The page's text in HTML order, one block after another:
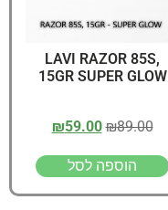
LAVI RAZOR 85S,
15GR SUPER GLOW
₪89.00
₪59.00
הוספה לסל